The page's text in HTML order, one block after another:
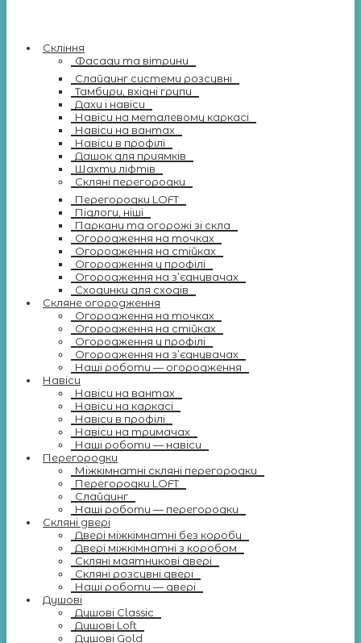
Скління
Фасади та вітрини
Слайдинг системи розсувні
Тамбури, вхідні групи
Дахи і навіси
Навіси на металевому каркасі
Навіси на вантах
Навіси в профілі
Дашок для приямків
Шахти ліфтів
Скляні перегородки
Перегородки LOFT
Підлоги, ніші
Паркани та огорожі зі скла
Огородження на точках
Огородження на стійках
Огородження у профілі
Огородження на з’єднувачах
Сходинки для сходів
Скляне огородження
Огородження на точках
Огородження на стійках
Огородження у профілі
Огородження на з’єднувачах
Наші роботи — огородження
Навіси
Навіси на вантах
Навіси на каркасі
Навіси в профілі
Навіси на тримачах
Наші роботи — навіси
Перегородки
Міжкімнатні скляні перегородки
Перегородки LOFT
Слайдинг
Наші роботи — перегородки
Скляні двері
Двері міжкімнатні без коробу
Двері міжкімнатні з коробом
Скляні маятникові двері
Скляні розсувні двері
Наші роботи — двері
Душові
Душові Classic
Душові Loft
Душові Gold